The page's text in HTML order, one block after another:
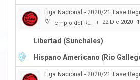
Liga Nacional - 2020/21 Fase
Templo del Rock | 22 Dic 2020
Libertad (Sunchales)
Hispano Americano (Rio
Liga Nacional - 2020/21 Fase